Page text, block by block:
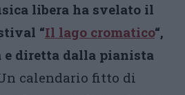
libera ha svelato il
“Il lago cromatico“,
e diretta dalla pianista
calendario fitto di